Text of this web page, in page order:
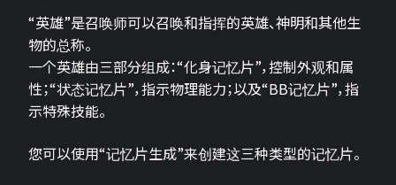
“英雄”是召唤师可以召唤和指挥的英雄、神明和其他生
物的总称。
一个英雄由三部分组成：“化身记忆片”，控制外观和属
性；“状态记忆片”，指示物理能力；以及“BB记忆片”，指
示特殊技能。
您可以使用“记忆片生成”来创建这三种类型的记忆片。